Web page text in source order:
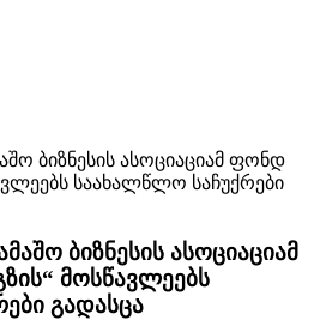
ბიზნესის ასოციაციამ
მოსწავლეებს
გადასცა